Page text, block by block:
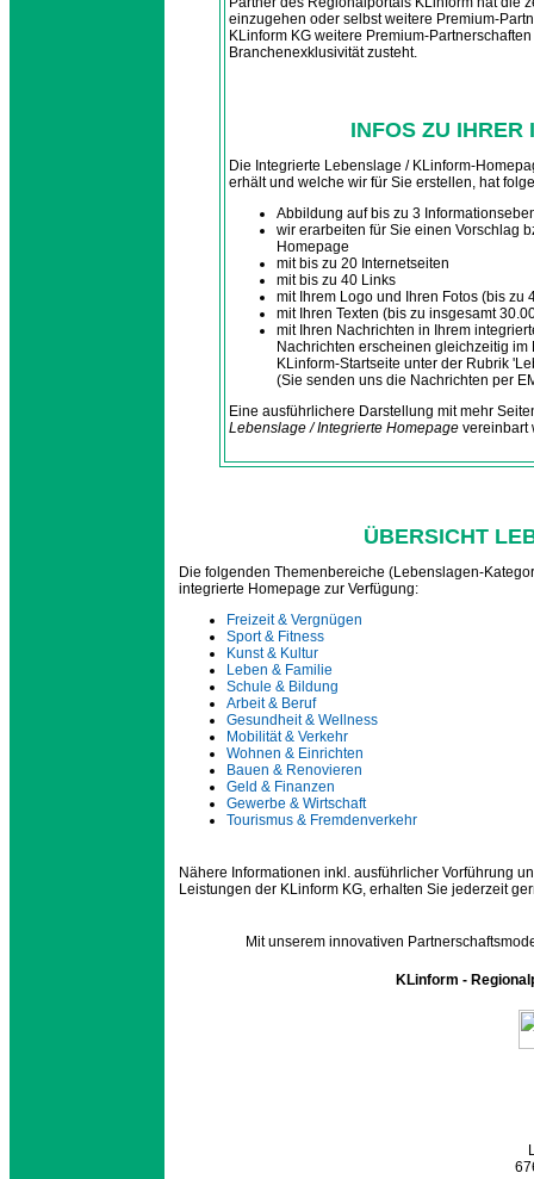
einzugehen oder selbst weitere Premium-
KLinform KG weitere Premium-
Branchenexklusivität zusteht.
INFOS ZU IHRER
Die Integrierte Lebenslage / KLinform-
erhält und welche wir für Sie erstellen, hat
Abbildung auf bis zu 3
wir erarbeiten für Sie einen Vorschlag
Homepage
mit bis zu 20 Internetseiten
mit bis zu 40 Links
mit Ihrem Logo und Ihren Fotos (bis zu
mit Ihren Texten (bis zu insgesamt
mit Ihren Nachrichten in Ihrem
Nachrichten erscheinen gleichzeitig
KLinform-Startseite unter der Rubrik
(Sie senden uns die Nachrichten per
Eine ausführlichere Darstellung mit mehr
Lebenslage / Integrierte Homepage vereinbart
ÜBERSICHT
Die folgenden Themenbereiche (Lebenslagen-
integrierte Homepage zur Verfügung:
Freizeit & Vergnügen
Sport & Fitness
Kunst & Kultur
Leben & Familie
Schule & Bildung
Arbeit & Beruf
Gesundheit & Wellness
Mobilität & Verkehr
Wohnen & Einrichten
Bauen & Renovieren
Geld & Finanzen
Gewerbe & Wirtschaft
Tourismus & Fremdenverkehr
Nähere Informationen inkl. ausführlicher Vorführung
Leistungen der KLinform KG, erhalten Sie jederzeit
Mit unserem innovativen
KLinform -